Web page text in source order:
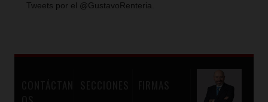
Tweets por el @GustavoRenteria.